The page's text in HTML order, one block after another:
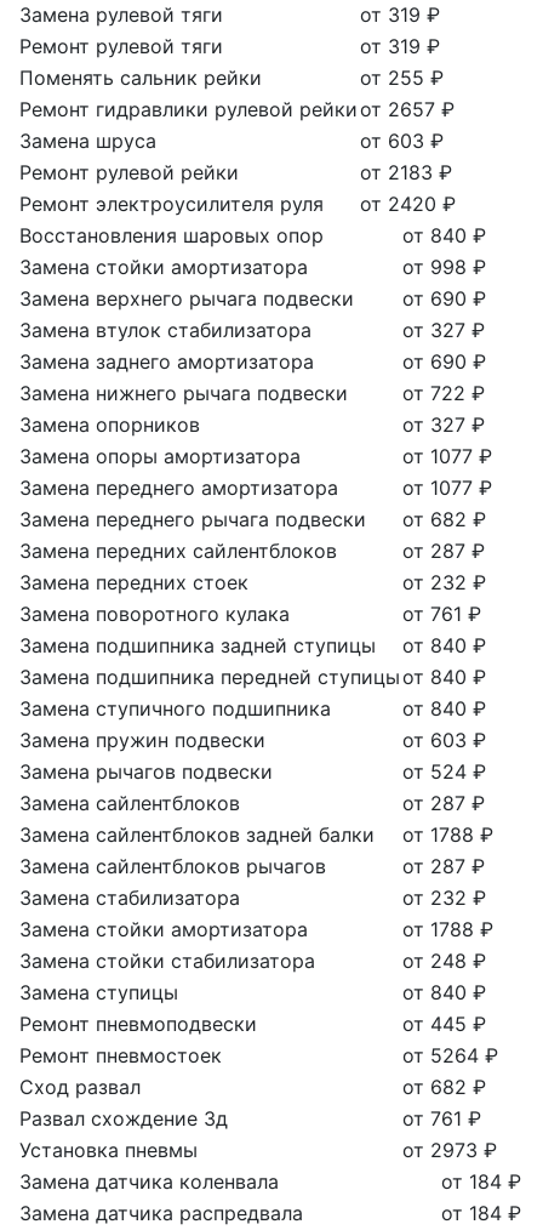
Замена рулевой тяги
от 319 ₽
Ремонт рулевой тяги
от 319 ₽
Поменять сальник рейки
от 255 ₽
Ремонт гидравлики рулевой рейкиот 2657 ₽
Замена шруса
от 603 ₽
Ремонт рулевой рейки
от 2183 ₽
Ремонт электроусилителя руля
от 2420 ₽
Восстановления шаровых опор
от 840 ₽
Замена стойки амортизатора
от 998 ₽
Замена верхнего рычага подвески
от 690 ₽
Замена втулок стабилизатора
от 327 ₽
Замена заднего амортизатора
от 690 ₽
Замена нижнего рычага подвески
от 722 ₽
Замена опорников
от 327 ₽
Замена опоры амортизатора
от 1077 ₽
Замена переднего амортизатора
от 1077 ₽
Замена переднего рычага подвески
от 682 ₽
Замена передних сайлентблоков
от 287 ₽
Замена передних стоек
от 232 ₽
Замена поворотного кулака
от 761 ₽
Замена подшипника задней ступицы
от 840 ₽
Замена подшипника передней ступицыот 840 ₽
Замена ступичного подшипника
от 840 ₽
Замена пружин подвески
от 603 ₽
Замена рычагов подвески
от 524 ₽
Замена сайлентблоков
от 287 ₽
Замена сайлентблоков задней балки
от 1788 ₽
Замена сайлентблоков рычагов
от 287 ₽
Замена стабилизатора
от 232 ₽
Замена стойки амортизатора
от 1788 ₽
Замена стойки стабилизатора
от 248 ₽
Замена ступицы
от 840 ₽
Ремонт пневмоподвески
от 445 ₽
Ремонт пневмостоек
от 5264 ₽
Сход развал
от 682 ₽
Развал схождение 3д
от 761 ₽
Установка пневмы
от 2973 ₽
Замена датчика коленвала
от 184 ₽
Замена датчика распредвала
от 184 ₽